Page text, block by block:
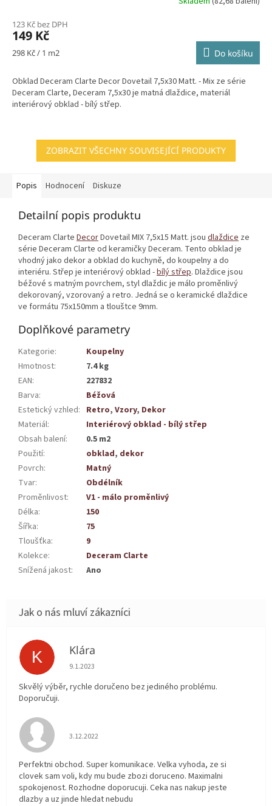
123 Kč bez DPH
149 Kč
Měrná
298 Kč / 1 m2 Do košíku
Obklad Deceram Clarte Decor Dovetail 7,5x30 Matt. - Mix ze série
Deceram Clarte, Deceram 7,5x30 je matná dlaždice, materiál
interiérový obklad - bílý střep.
ZOBRAZIT VŠECHNY SOUVISEJÍCÍ PRODUKTY
Popis Hodnocení Diskuze
Detailní popis produktu
Deceram Clarte DecorDovetail MIX 7,5x15 Matt. jsou dlaždice ze
série Deceram Clarte od keramičky Deceram. Tento obklad je
vhodný jako dekor a obklad do kuchyně, do koupelny a do
interiéru. Střep je interiérový obklad -bílý střep. Dlaždice jsou
béžové s matným povrchem, styl dlaždic je málo proměnlivý
dekorovaný, vzorovaný a retro. Jedná se o keramické dlaždice
ve formátu 75x150mm a tlouštce 9mm.
Doplňkové parametry
Kategorie:
Koupelny
Hmotnost:
7.4 kg
EAN:
227832
Barva:
Béžová
Estetický vzhled: Retro, Vzory, Dekor
Materiál:
Interiérový obklad - bílý střep
Obsah balení:
0.5 m2
Použití: obklad, dekor
Povrch:
Matný
Tvar:
Obdélník
Proměnlivost:
V1 - málo proměnlivý
Délka:
150
Šířka:
75
Tloušťka:
9
Kolekce:
Deceram Clarte
Snížená jakost: Ano
K Klára
Hodnocení obchodu je 5 z 5 hvězdiček.
9.1.2023
Skvělý výběr, rychle doručeno bez jediného problému.
Doporučuji.
Hodnocení obchodu je 5 z 5 hvězdiček.
3.12.2022
Perfektni obchod. Super komunikace. Velka vyhoda, ze si
clovek sam voli, kdy mu bude zbozi doruceno. Maximalni
spokojenost. Rozhodne doporucuji. Ceka nas nakup jeste
dlazby a uz jinde hledat nebudu